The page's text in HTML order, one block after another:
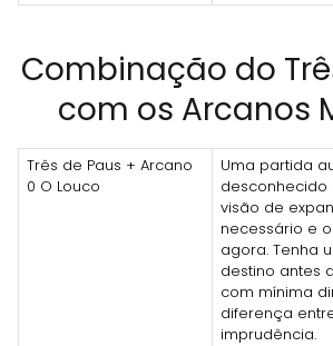
Combinação do
com os Arcanos
Três de Paus + Arcano
0 O Louco
Uma partida
desconhecido
visão de
necessário e
agora. Tenha
destino antes
com mínima
diferença
imprudência.